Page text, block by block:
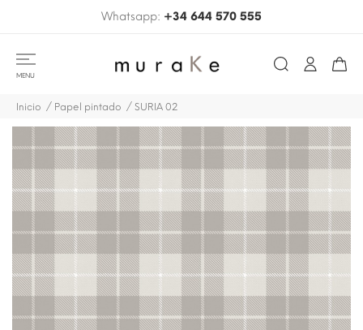
Whatsapp: +34 644 570 555
MENU
Inicio Papel pintado SURIA 02